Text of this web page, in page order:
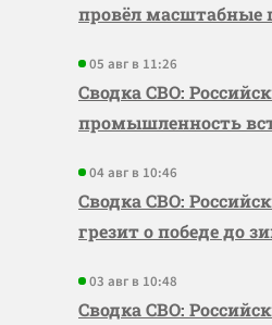
провёл масштабные
05 авг в 11:26
Сводка СВО:
промышленность
04 авг в 10:46
Сводка СВО:
грезит о победе до
03 авг в 10:48
Сводка СВО: